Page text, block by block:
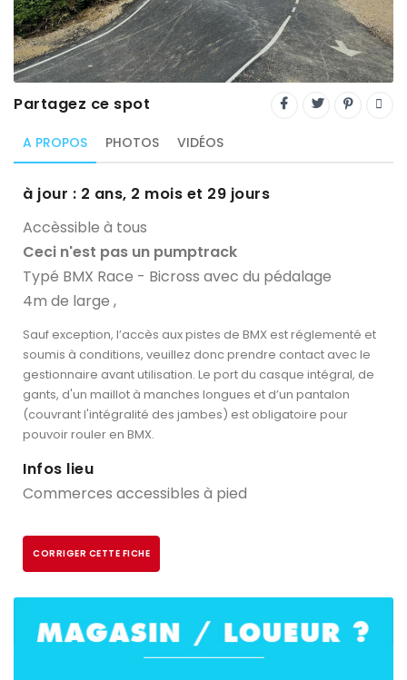
Trial
XC Rando - VTTAE
XCO
Constructeurs-Shapers
Derniers commentaires
Partagez ce spot
A PROPOS PHOTOS VIDÉOS
à jour : 2 ans, 2 mois et 29 jours
Accèssible à tous
Ceci n'est pas un pumptrack
Typé BMX Race - Bicross avec du pédalage
4m de large ,
Sauf exception, l’accès aux pistes de BMX est réglementé et
soumis à conditions, veuillez donc prendre contact avec le
gestionnaire avant utilisation. Le port du casque intégral, de
gants, d'un maillot à manches longues et d’un pantalon
(couvrant l'intégralité des jambes) est obligatoire pour
pouvoir rouler en BMX.
Infos lieu
Commerces accessibles à pied
CORRIGER CETTE FICHE